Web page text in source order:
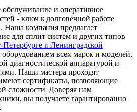
обслуживание и оперативное
- ключ к долговечной работе
Наша компания предлагает
для сплит-систем и других типов
и Ленинградской
всех марок и моделей,
диагностической аппаратурой и
Наши мастера проходят
сертификаты, позволяющие
сложности. Доверяя нам
вы получаете гарантированно